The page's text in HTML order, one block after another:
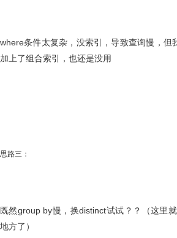
where条件太复杂，没索引，导致查询慢，但
加上了组合索引，也还是没用
思路三：
既然group by慢，换distinct试试？？（这里
地方了）